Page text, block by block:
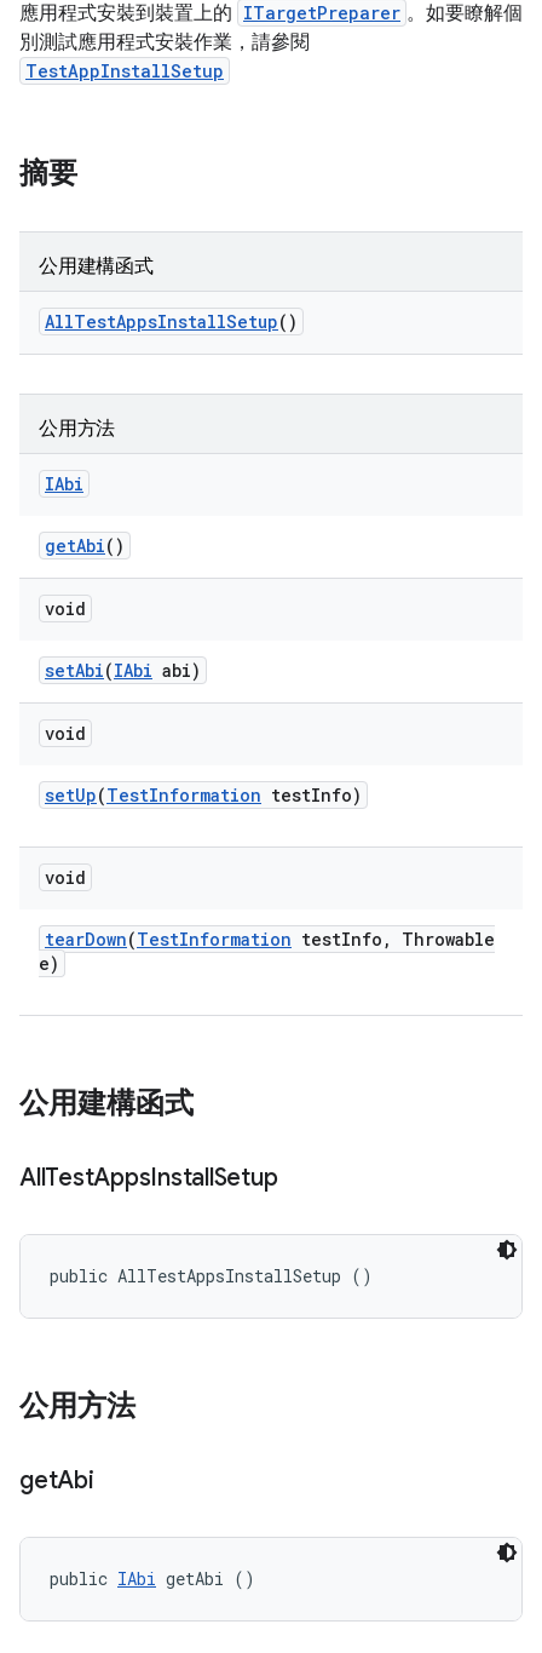
應用程式安裝到裝置上的 ITargetPreparer 。如要瞭解個
別測試應用程式安裝作業，請參閱
TestAppInstallSetup
摘要
公用建構函式
AllTestAppsInstallSetup()
公用方法
IAbi
getAbi()
void
setAbi(IAbi abi)
void
setUp(TestInformation testInfo)
void
tearDown(TestInformation testInfo ,
Throwable
e)
公用建構函式
AllTestAppsInstallSetup
public AllTestAppsInstallSetup ()
公用方法
getAbi
public IAbi getAbi ()